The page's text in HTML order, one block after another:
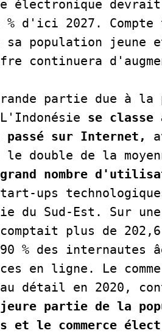
électronique
d'ici 2027.
population jeune
continuera
partie due à la
se classe
passé sur Internet,
double de la
nombre
ups
du Sud-Est. Sur
plus de
% des internautes
en ligne. Le
partie de la
et le commerce